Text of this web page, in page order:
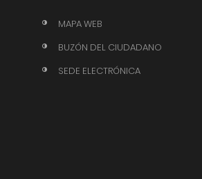
MAPA WEB
BUZÓN DEL CIUDADANO
SEDE ELECTRÓNICA